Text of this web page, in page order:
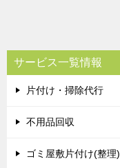
サービス一覧情報
片付け・掃除代行
不用品回収
ゴミ屋敷片付け(整理)